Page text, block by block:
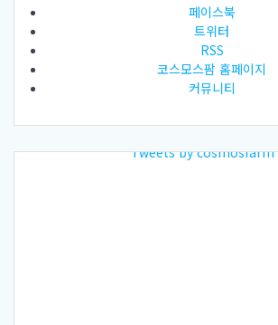
페이스북
트위터
RSS
코스모스팜 홈페이지
커뮤니티
Tweets by cosmosfarm